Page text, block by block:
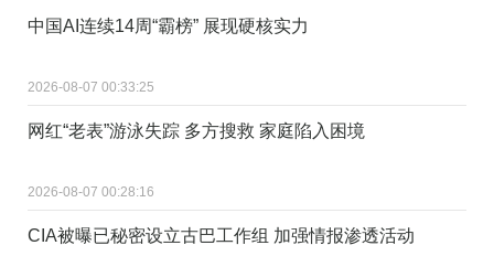
中国AI连续14周“霸榜” 展现硬核实力
2026-08-07 00:33:25
网红“老表”游泳失踪 多方搜救 家庭陷入困境
2026-08-07 00:28:16
CIA被曝已秘密设立古巴工作组 加强情报渗透活动